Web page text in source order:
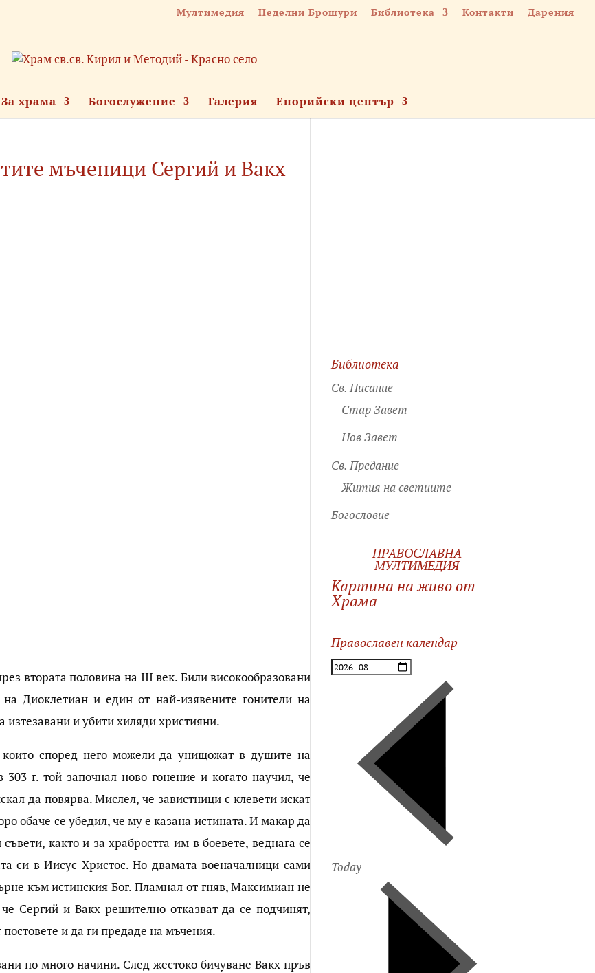
Мултимедия Неделни Брошури Библиотека Контакти Дарения
За храма Богослужение Галерия Енорийски център
мъченици Сергий и Вакх
втората половина на III век. Били високообразовани
Диоклетиан и един от най-изявените гонители на
изтезавани и убити хиляди християни.
според него можели да унищожат в душите на
г. той започнал ново гонение и когато научил, че
да повярва. Мислел, че завистници с клевети искат
обаче се убедил, че му е казана истината. И макар да
както и за храбростта им в боевете, веднага се
си в Иисус Христос. Но двамата военачалници сами
към истинския Бог. Пламнал от гняв, Максимиан не
Сергий и Вакх решително отказват да се подчинят,
и да ги предаде на мъчения.
по много начини. След жестоко бичуване Вакх пръв
Библиотека
Св. Писание
Стар Завет
Нов Завет
Св. Предание
Жития на светиите
Богословие
ПРАВОСЛАВНА
МУЛТИМЕДИЯ
Картина на живо от
Храма
Православен календар
Today